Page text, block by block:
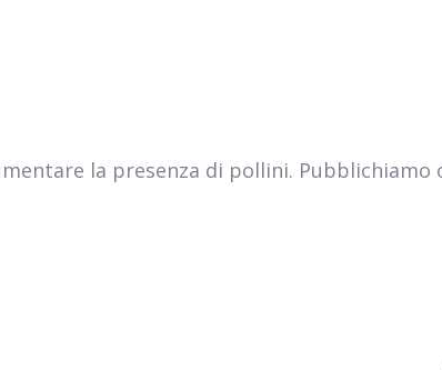
la presenza di pollini. Pubblichiamo